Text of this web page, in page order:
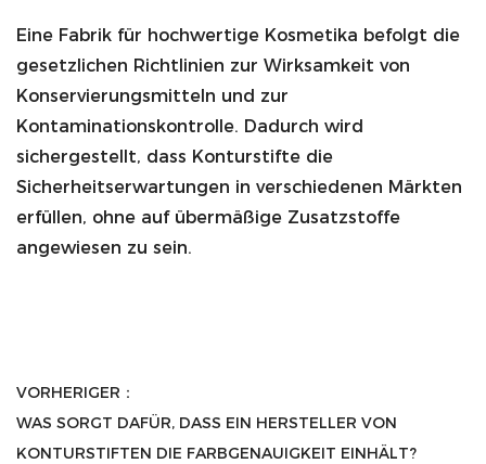
Eine Fabrik für hochwertige Kosmetika befolgt die
gesetzlichen Richtlinien zur Wirksamkeit von
Konservierungsmitteln und zur
Kontaminationskontrolle. Dadurch wird
sichergestellt, dass Konturstifte die
Sicherheitserwartungen in verschiedenen Märkten
erfüllen, ohne auf übermäßige Zusatzstoffe
angewiesen zu sein.
VORHERIGER：
WAS SORGT DAFÜR, DASS EIN HERSTELLER VON
KONTURSTIFTEN DIE FARBGENAUIGKEIT EINHÄLT?